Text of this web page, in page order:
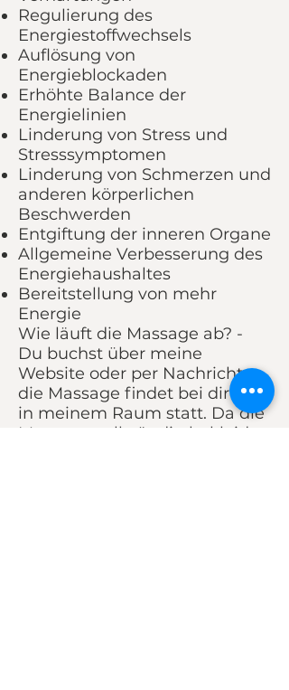
Regulierung des
Energiestoffwechsels
Auflösung von
Energieblockaden
Erhöhte Balance der
Energielinien
Linderung von Stress und
Stresssymptomen
Linderung von Schmerzen und
anderen körperlichen
Beschwerden
Entgiftung der inneren Organe
Allgemeine Verbesserung des
Energiehaushaltes
Bereitstellung von mehr
Energie
Wie läuft die Massage ab? -
Du buchst über meine
Website oder per Nachricht,
die Massage findet bei dir oder
in meinem Raum statt. Da die
Massage vollständig bekleidet